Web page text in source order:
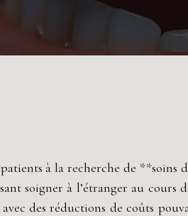
à la recherche de **soins
soigner à l’étranger au
des réductions de coûts